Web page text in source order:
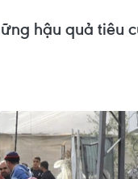
hậu quả tiêu